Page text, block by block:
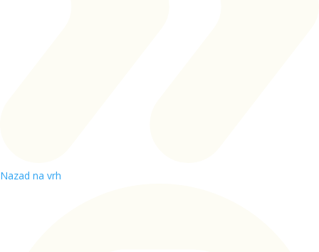
Nazad na vrh